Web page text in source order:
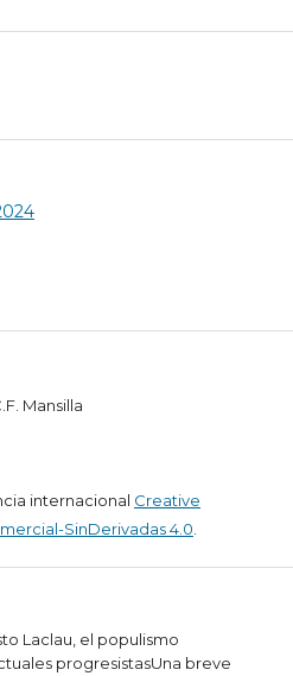
Mansilla
internacional Creative
SinDerivadas 4.0
Laclau, el populismo
progresistasUna breve